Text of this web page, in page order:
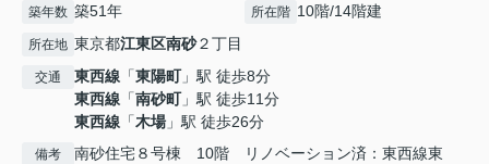
築年数 築51年 所在階 10階/14階建
所在地 東京都江東区南砂２丁目
交通 東西線 「東陽町」駅 徒歩8分
東西線 「南砂町」駅 徒歩11分
東西線 「木場」駅 徒歩26分
備考
南砂住宅８号棟 10階 リノベーション済：東西線東